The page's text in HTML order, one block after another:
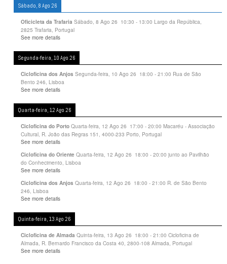
Sábado, 8 Ago 26
Oficicleta da Trafaria Sábado, 8 Ago 26 10:30 - 13:00 Largo da República,
2825 Trafaria, Portugal
See more details
Segunda-feira, 10 Ago 26
Cicloficina dos Anjos Segunda-feira, 10 Ago 26 18:00 - 21:00 Rua de São
Bento 246, Lisboa
See more details
Quarta-feira, 12 Ago 26
Cicloficina do Porto Quarta-feira, 12 Ago 26 17:00 - 20:00 Macaréu - Associação
Cultural, R. João das Regras 151, 4000-233 Porto, Portugal
See more details
Cicloficina do Oriente Quarta-feira, 12 Ago 26 18:00 - 20:00 junto ao Pavilhão
do Conhecimento, Lisboa
See more details
Cicloficina dos Anjos Quarta-feira, 12 Ago 26 18:00 - 21:00 R. de São Bento
246, Lisboa
See more details
Quinta-feira, 13 Ago 26
Cicloficina de Almada Quinta-feira, 13 Ago 26 18:00 - 21:00 Cicloficina de
Almada, R. Bernardo Francisco da Costa 40, 2800-108 Almada, Portugal
See more details